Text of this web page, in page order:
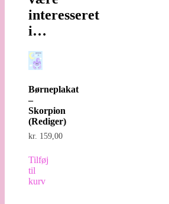
interesseret
i…
Børneplakat
–
Skorpion
(Rediger)
kr. 159,00
Tilføj
til
kurv